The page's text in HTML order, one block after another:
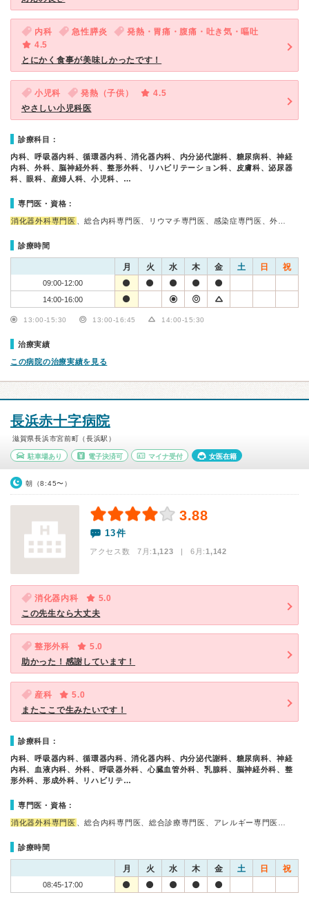
内科 急性膵炎
発熱・胃痛・腹痛・吐き気・嘔吐
4.5
とにかく食事が美味しかったです！
小児科 発熱（子供）
4.5
やさしい小児科医
診療科目：
内科、呼吸器内科、循環器内科、消化器内科、内分泌代謝科、糖尿病科、神経
内科、外科、脳神経外科、整形外科、リハビリテーション科、皮膚科、泌尿器
科、眼科、産婦人科、小児科、…
専門医・資格：
消化器外科専門医 、総合内科専門医、リウマチ専門医、感染症専門医、外…
診療時間
月 火 水 木 金 土 日 祝
09:00-12:00
14:00-16:00
13:00-15:30 13:00-16:45 14:00-15:30
治療実績
この病院の治療実績を見る
長浜赤十字病院
滋賀県長浜市宮前町（長浜駅）
駐車場あり 電子決済可 マイナ受付 女医在籍
朝（8:45〜）
3.88
13件
アクセス数 7月:1,123 | 6月:1,142
消化器内科
5.0
この先生なら大丈夫
整形外科
5.0
助かった！感謝しています！
産科
5.0
またここで生みたいです！
診療科目：
内科、呼吸器内科、循環器内科、消化器内科、内分泌代謝科、糖尿病科、神経
内科、血液内科、外科、呼吸器外科、心臓血管外科、乳腺科、脳神経外科、整
形外科、形成外科、リハビリテ…
専門医・資格：
消化器外科専門医 、総合内科専門医、総合診療専門医、アレルギー専門医…
診療時間
月 火 水 木 金 土 日 祝
08:45-17:00